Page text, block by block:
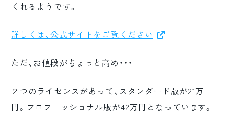
くれるようです。
詳しくは、公式サイトをご覧ください
ただ、お値段がちょっと高め・・・
２つのライセンスがあって、スタンダード版が21万
円。プロフェッショナル版が42万円となっています。